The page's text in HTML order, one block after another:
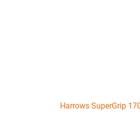
Harrows SuperGrip